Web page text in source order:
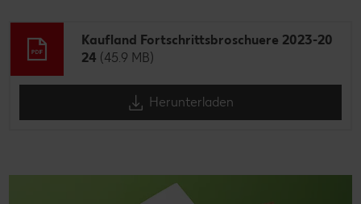
Kaufland Fortschrittsbroschuere 2023-20
24 (45.9 MB)
Herunterladen